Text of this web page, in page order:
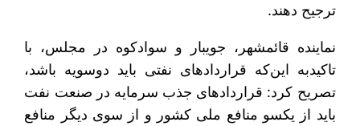
ترجیح دهند.
نماینده قائمشهر، جویبار و سوادکوه در مجلس، با
تاکیدبه این‌که قراردادهای نفتی باید دوسویه باشد،
تصریح کرد: قراردادهای جذب سرمایه در صنعت نفت
باید از یکسو منافع ملی کشور و از سوی دیگر منافع